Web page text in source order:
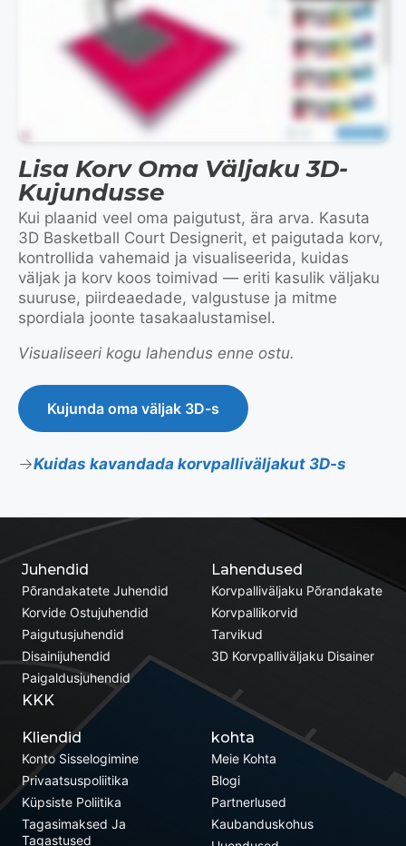
Lisa Korv Oma Väljaku 3D-
Kujundusse
Kui plaanid veel oma paigutust, ära arva. Kasuta
3D Basketball Court Designerit, et paigutada korv,
kontrollida vahemaid ja visualiseerida, kuidas
väljak ja korv koos toimivad — eriti kasulik väljaku
suuruse, piirdeaedade, valgustuse ja mitme
spordiala joonte tasakaalustamisel.
Visualiseeri kogu lahendus enne ostu.
Kujunda oma väljak 3D-s
Kuidas kavandada korvpalliväljakut 3D-s
Lahendused
Korvpalliväljaku Põrandakate
Korvpallikorvid
Tarvikud
3D Korvpalliväljaku Disainer
Juhendid
Põrandakatete Juhendid
Korvide Ostujuhendid
Paigutusjuhendid
Disainijuhendid
Paigaldusjuhendid
KKK
Kliendid
Konto Sisselogimine
Privaatsuspoliitika
Küpsiste Poliitika
Tagasimaksed Ja
Tagastused
kohta
Meie Kohta
Blogi
Partnerlused
Kaubanduskohus